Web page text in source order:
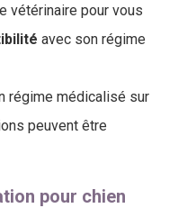
vétérinaire pour vous
avec son régime
régime médicalisé sur
peuvent être
pour chien